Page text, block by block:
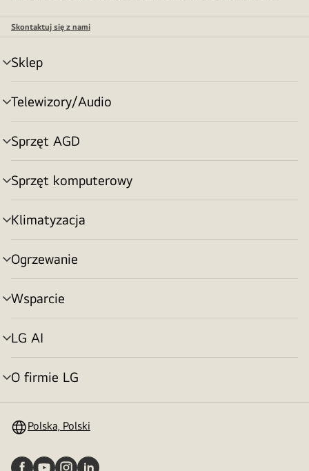
Skontaktuj się z nami
Sklep
Przełącznik
menu
Telewizory/Audio
Przełącznik
menu
Sprzęt AGD
Przełącznik
menu
Sprzęt komputerowy
Przełącznik
menu
Klimatyzacja
Przełącznik
menu
Ogrzewanie
Przełącznik
menu
Wsparcie
Przełącznik
menu
LG AI
Przełącznik
menu
O firmie LG
Przełącznik
Polska, Polski